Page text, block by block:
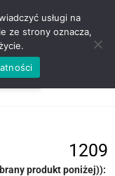
1209
produkt poniżej)):
usługi na
ze strony oznacza,